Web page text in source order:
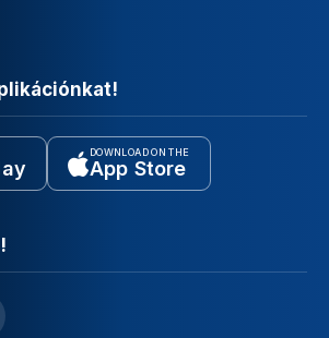
DOWNLOAD ON THE
App Store